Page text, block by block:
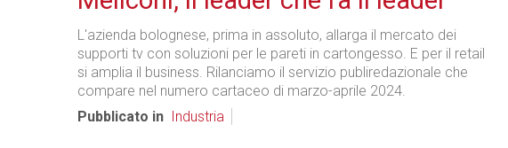
L'azienda bolognese, prima in assoluto, allarga il mercato dei
supporti tv con soluzioni per le pareti in cartongesso. E per il retail
si amplia il business. Rilanciamo il servizio publiredazionale che
compare nel numero cartaceo di marzo-aprile 2024.
Pubblicato in
Industria